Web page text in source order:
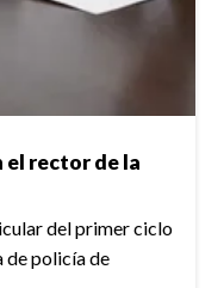
rector de la
del primer ciclo
de policía de